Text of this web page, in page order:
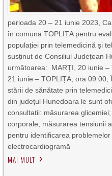
perioada 20 – 21 iunie 2023,
în comuna TOPLIȚA pentru
populației prin telemedicină și
susținut de Consiliul Județean
următoarea: MARȚI, 20 iunie –
21 iunie – TOPLIȚA, ora
stării de sănătate prin
din județul Hunedoara le sunt
consultații: măsurarea
corporale; măsurarea tensiunii
pentru identificarea
electrocardiogramă
MAI MULT